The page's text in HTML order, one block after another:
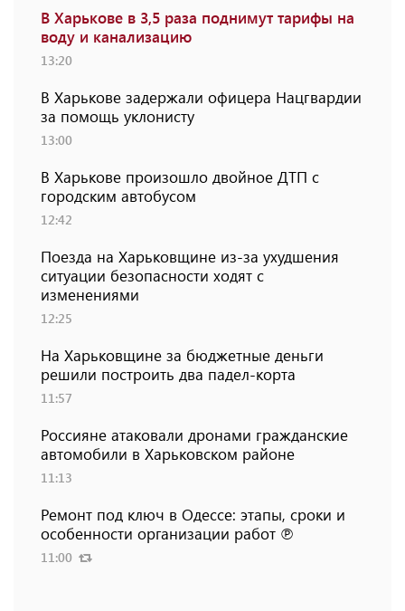
В Харькове в 3,5 раза поднимут тарифы на
воду и канализацию
13:20
В Харькове задержали офицера Нацгвардии
за помощь уклонисту
13:00
В Харькове произошло двойное ДТП с
городским автобусом
12:42
Поезда на Харьковщине из-за ухудшения
ситуации безопасности ходят с
изменениями
12:25
На Харьковщине за бюджетные деньги
решили построить два падел-корта
11:57
Россияне атаковали дронами гражданские
автомобили в Харьковском районе
11:13
Ремонт под ключ в Одессе: этапы, сроки и
особенности организации работ ℗
11:00